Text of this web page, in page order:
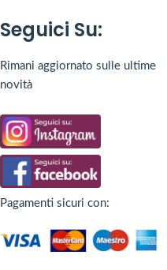
Seguici Su:
Rimani aggiornato sulle ultime
novità
Pagamenti sicuri con: